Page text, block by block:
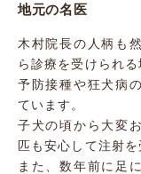
地元の名医
木村院長の人柄も
ら診療を受けられる
予防接種や狂犬病
ています。
子犬の頃から大変
匹も安心して注射を
また、数年前に足